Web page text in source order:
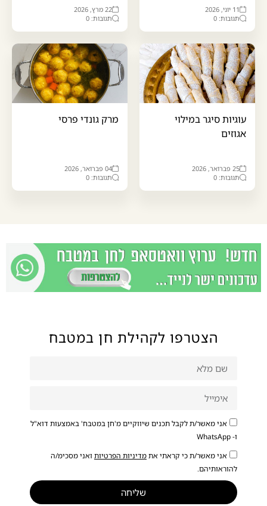
11 יוני, 2026
תגובות: 0
22 מרץ, 2026
תגובות: 0
עוגיות סיגר במילוי
אגוזים
25 פברואר, 2026
תגובות: 0
מרק גונדי פרסי
04 פברואר, 2026
תגובות: 0
הצטרפו לקהילת חן במטבח
אני מאשר/ת לקבל תכנים שיווקיים מ'חן במטבח' באמצעות דוא"ל
ו- WhatsApp
אני מאשר/ת כי קראתי אתמדיניות הפרטיות ואני מסכימ/ה
להוראותיהם.
שליחה